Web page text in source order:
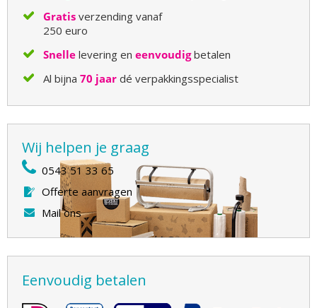
Gratis verzending vanaf
250 euro
Snelle levering en eenvoudigbetalen
Al bijna 70 jaar dé verpakkingsspecialist
Wij helpen je graag
0543 51 33 65
Offerte aanvragen
Mail ons
Eenvoudig betalen